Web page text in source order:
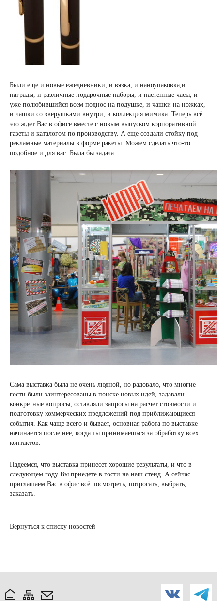
Были еще и новые ежедневники, и вязка, и наноупаковка,и
награды, и различные подарочные наборы, и настенные часы, и
уже полюбившийся всем поднос на подушке, и чашки на ножках,
и чашки со зверушками внутри, и коллекция мимика. Теперь всё
это ждет Вас в офисе вместе с новым выпуском корпоративной
газеты и каталогом по производству. А еще создали стойку под
рекламные материалы в форме ракеты. Можем сделать что-то
подобное и для вас. Была бы задача…
Сама выставка была не очень людной, но радовало, что многие
гости были заинтересованы в поиске новых идей, задавали
конкретные вопросы, оставляли запросы на расчет стоимости и
подготовку коммерческих предложений под приближающиеся
события. Как чаще всего и бывает, основная работа по выставке
начинается после нее, когда ты принимаешься за обработку всех
контактов.
Надеемся, что выставка принесет хорошие результаты, и что в
следующем году Вы приедете в гости на наш стенд. А сейчас
приглашаем Вас в офис всё посмотреть, потрогать, выбрать,
заказать.
Вернуться к списку новостей